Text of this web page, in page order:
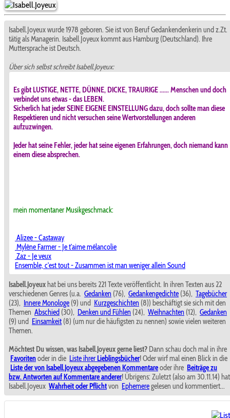
Isabell.Joyeux wurde 1978 geboren. Sie ist von Beruf Gedankendenkerin und z.Zt.
tätig als Managerin. Isabell.Joyeux kommt aus Hamburg (Deutschland). Ihre
Muttersprache ist Deutsch.
Über sich selbst schreibt Isabell.Joyeux:
Es gibt LUSTIGE, NETTE, DÜNNE, DICKE, TRAURIGE ...... Menschen und doch
verbindet uns etwas - das LEBEN.
Sicherlich hat jeder SEINE EIGENE EINSTELLUNG dazu, doch sollte man diese
Respektieren und nicht versuchen seine Wertvorstellungen anderen
aufzuzwingen.
Jeder hat seine Fehler, jeder hat seine eigenen Erfahrungen, doch niemand kann
einem diese absprechen.
mein momentaner Musikgeschmack:
Alizee - Castaway
Mylène Farmer - Je t'aime mélancolie
Zaz - Je veux
Ensemble, c'est tout - Zusammen ist man weniger allein Sound
Isabell.Joyeux hat bei uns bereits 221 Texte veröffentlicht. In ihren Texten aus 22
verschiedenen Genres (u.a. Gedanken (76), Gedankengedichte (36), Tagebücher
(23), Innere Monologe (9) und Kurzgeschichten (8)) beschäftigt sie sich mit den
Themen Abschied (30), Denken und Fühlen (24), Weihnachten (12), Gedanken
(9) und Einsamkeit (8) (um nur die häufigsten zu nennen) sowie vielen weiteren
Themen.
Möchtest Du wissen, was Isabell.Joyeux gerne liest? Dann schau doch mal in ihre
Favoritenoder in die Liste ihrer Lieblingsbücher! Oder wirf mal einen Blick in die
Liste der von Isabell.Joyeux abgegebenen Kommentareoder ihre Beiträge zu
bzw. Antworten auf Kommentare anderer! Übrigens: Zuletzt (also am 30.11.14) hat
Isabell.Joyeux Wahrheit oder Pflichtvon Ephemeregelesen und kommentiert...